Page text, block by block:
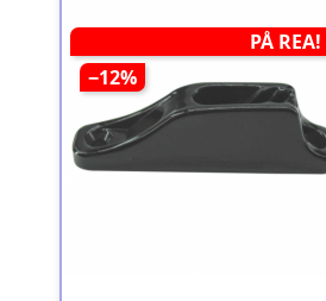
PÅ REA!
−12%